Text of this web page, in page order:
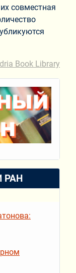
совместная
Book Library
РАН